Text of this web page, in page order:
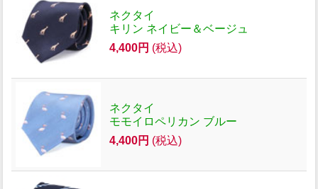
ネクタイ
キリン ネイビー＆ベージュ
4,400円 (税込)
ネクタイ
モモイロペリカン ブルー
4,400円 (税込)